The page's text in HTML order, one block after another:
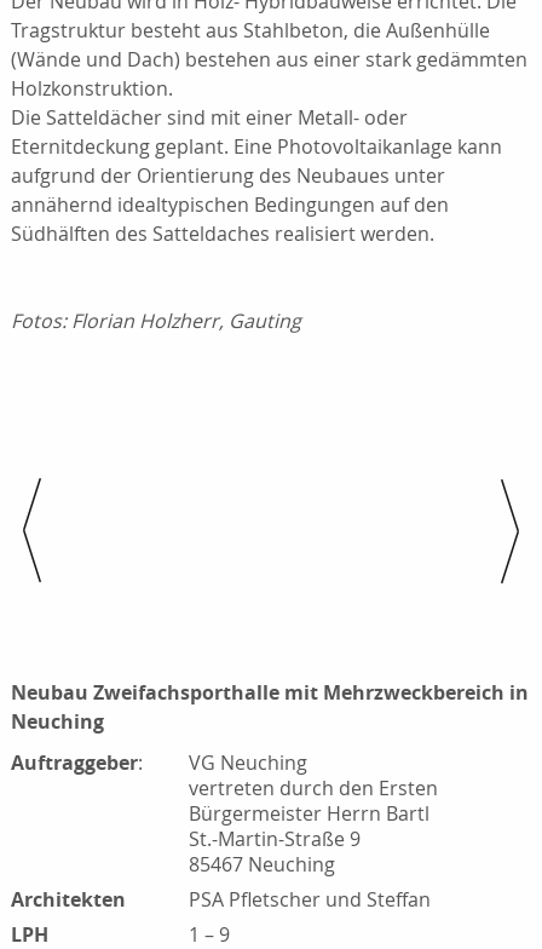
Tragstruktur besteht aus Stahlbeton, die Außenhülle
(Wände und Dach) bestehen aus einer stark gedämmten
Holzkonstruktion.
Die Satteldächer sind mit einer Metall- oder
Eternitdeckung geplant. Eine Photovoltaikanlage kann
aufgrund der Orientierung des Neubaues unter
annähernd idealtypischen Bedingungen auf den
Südhälften des Satteldaches realisiert werden.
Fotos: Florian Holzherr, Gauting
Neubau Zweifachsporthalle mit Mehrzweckbereich in
Neuching
Auftraggeber:
VG Neuching
vertreten durch den Ersten
Bürgermeister Herrn Bartl
St.-Martin-Straße 9
85467 Neuching
Architekten
PSA Pfletscher und Steffan
LPH
1 – 9